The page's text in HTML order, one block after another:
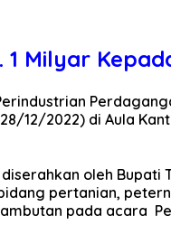
Milyar
12/2022) di Aula
oleh
pertanian,
pada acara